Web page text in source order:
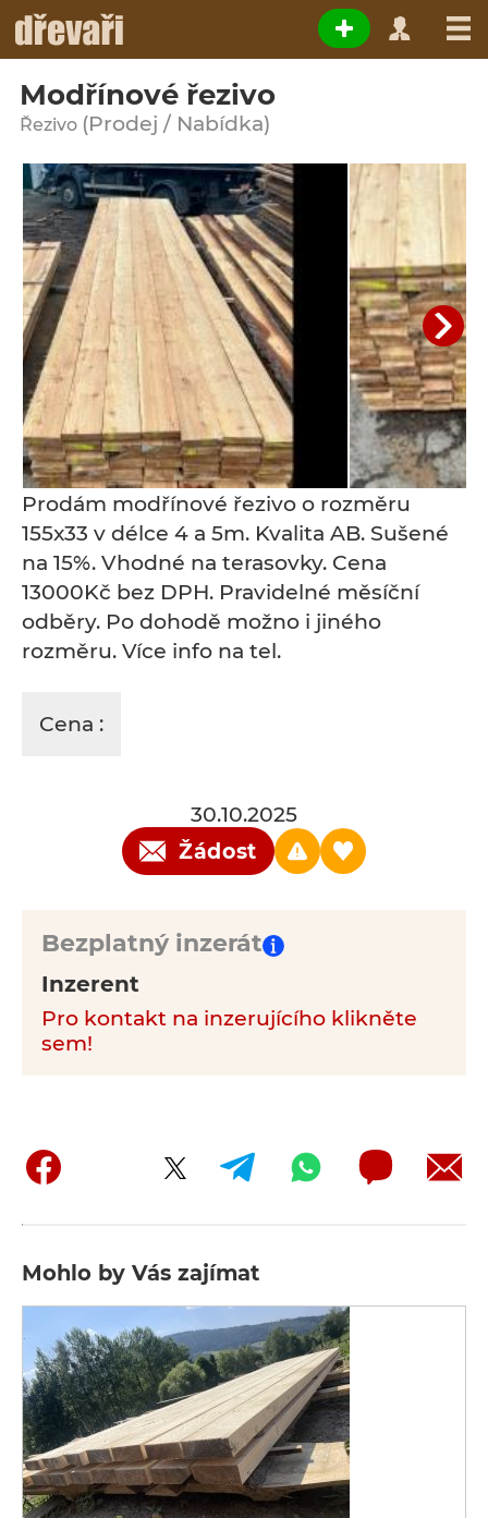
Modřínové řezivo
Řezivo (Prodej / Nabídka)
Prodám modřínové řezivo o rozměru
155x33 v délce 4 a 5m. Kvalita AB. Sušené
na 15%. Vhodné na terasovky. Cena
13000Kč bez DPH. Pravidelné měsíční
odběry. Po dohodě možno i jiného
rozměru. Více info na tel.
Cena :
30.10.2025
Žádost
Bezplatný inzerát
Inzerent
Pro kontakt na inzerujícího klikněte
sem!
Mohlo by Vás zajímat